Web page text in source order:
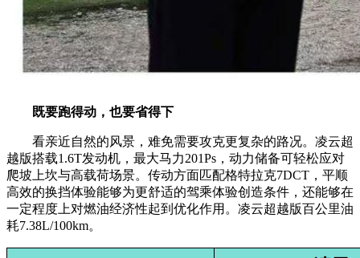
既要跑得动，也要省得下
看亲近自然的风景，难免需要攻克更复杂的路况。凌云超
越版搭载1.6T发动机，最大马力201Ps，动力储备可轻松应对
爬坡上坎与高载荷场景。传动方面匹配格特拉克7DCT，平顺
高效的换挡体验能够为更舒适的驾乘体验创造条件，还能够在
一定程度上对燃油经济性起到优化作用。凌云超越版百公里油
耗7.38L/100km。